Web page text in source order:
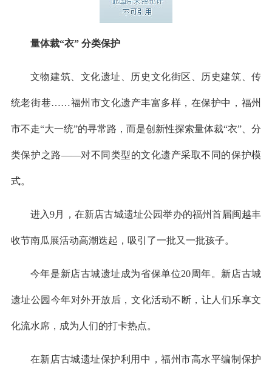
量体裁“衣” 分类保护
文物建筑、文化遗址、历史文化街区、历史建筑、传
统老街巷……福州市文化遗产丰富多样，在保护中，福州
市不走“大一统”的寻常路，而是创新性探索量体裁“衣”、分
类保护之路——对不同类型的文化遗产采取不同的保护模
式。
进入9月，在新店古城遗址公园举办的福州首届闽越丰
收节南瓜展活动高潮迭起，吸引了一批又一批孩子。
今年是新店古城遗址成为省保单位20周年。新店古城
遗址公园今年对外开放后，文化活动不断，让人们乐享文
化流水席，成为人们的打卡热点。
在新店古城遗址保护利用中，福州市高水平编制保护